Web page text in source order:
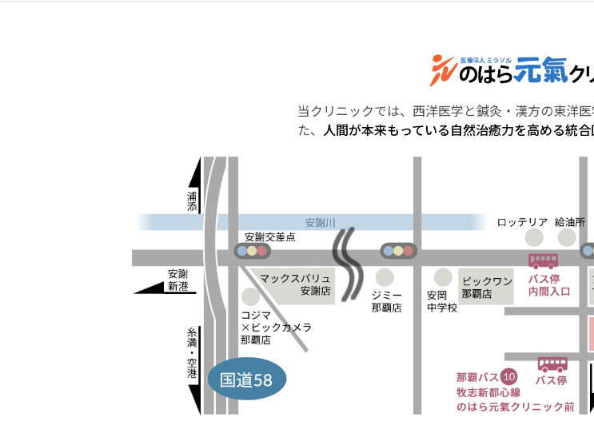
当クリニックでは、西洋医学と鍼灸・漢方の東洋
た、 人間が本来もっている自然治癒力を高める統